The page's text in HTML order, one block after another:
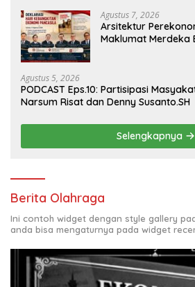
Agustus 7, 2026
Arsitektur
Maklumat Merdeka
Agustus 5, 2026
PODCAST Eps.10: Partisipasi
Narsum Risat dan Denny Susanto.SH
Selengkapnya
Berita Olahraga
Ini contoh widget dengan style gallery
anda bisa mengaturnya pada widget